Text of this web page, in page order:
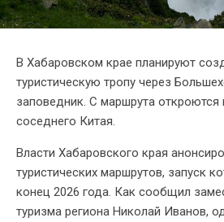
В Хабаровском крае планируют
туристическую тропу через
заповедник. С маршрута
соседнего Китая.
Власти Хабаровского края
туристических маршрутов, запуск
конец 2026 года. Как сообщил
туризма региона Николай Иванов,